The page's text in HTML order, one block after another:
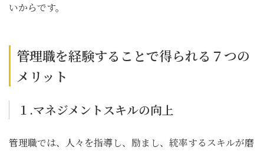
いからです。
管理職を経験することで得られる７つの
メリット
１.マネジメントスキルの向上
管理職では、人々を指導し、励まし、統率するスキルが磨